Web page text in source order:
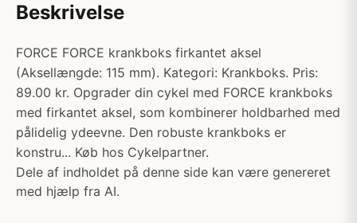
Beskrivelse
FORCE FORCE krankboks firkantet aksel
(Aksellængde: 115 mm). Kategori: Krankboks. Pris:
89.00 kr. Opgrader din cykel med FORCE krankboks
med firkantet aksel, som kombinerer holdbarhed med
pålidelig ydeevne. Den robuste krankboks er
konstru... Køb hos Cykelpartner.
Dele af indholdet på denne side kan være genereret
med hjælp fra AI.